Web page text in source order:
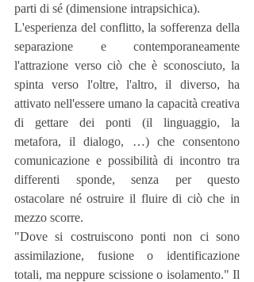
parti di sé (dimensione intrapsichica).
L'esperienza del conflitto, la sofferenza della
separazione e contemporaneamente
l'attrazione verso ciò che è sconosciuto, la
spinta verso l'oltre, l'altro, il diverso, ha
attivato nell'essere umano la capacità creativa
di gettare dei ponti (il linguaggio, la
metafora, il dialogo, …) che consentono
comunicazione e possibilità di incontro tra
differenti sponde, senza per questo
ostacolare né ostruire il fluire di ciò che in
mezzo scorre.
"Dove si costruiscono ponti non ci sono
assimilazione, fusione o identificazione
totali, ma neppure scissione o isolamento." Il